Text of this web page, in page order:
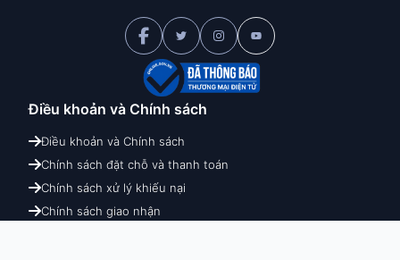
Điều khoản và Chính sách
Điều khoản và Chính sách
Chính sách đặt chỗ và thanh toán
Chính sách xử lý khiếu nại
Chính sách giao nhận